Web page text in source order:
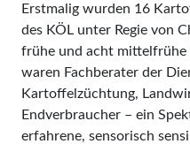
Erstmalig wurden 16
des KÖL unter Regie von
frühe und acht mittelfrühe
waren Fachberater der
Kartoffelzüchtung,
Endverbraucher – ein
erfahrene, sensorisch